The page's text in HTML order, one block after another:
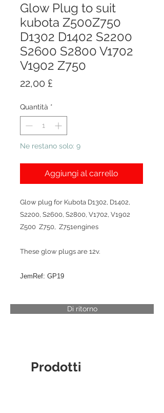
Glow Plug to suit
kubota Z500Z750
D1302 D1402 S2200
S2600 S2800 V1702
V1902 Z750
22,00 £
Quantità *
Ne restano solo: 9
Aggiungi al carrello
Glow plug for Kubota D1302, D1402,
S2200, S2600, S2800, V1702, V1902
Z500 Z750, Z751engines
These glow plugs are 12v.
JemRef: GP19
Di ritorno
Prodotti